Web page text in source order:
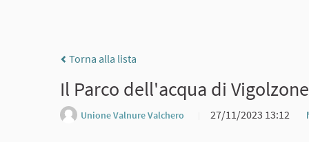
Torna alla lista
Il Parco dell'acqua di Vigolzone
Unione Valnure Valchero
27/11/2023 13:12